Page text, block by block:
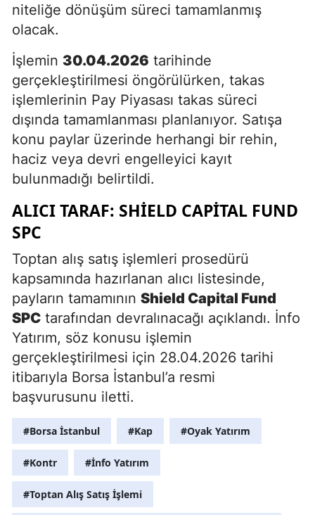
niteliğe dönüşüm süreci tamamlanmış
olacak.
İşlemin 30.04.2026 tarihinde
gerçekleştirilmesi öngörülürken, takas
işlemlerinin Pay Piyasası takas süreci
dışında tamamlanması planlanıyor. Satışa
konu paylar üzerinde herhangi bir rehin,
haciz veya devri engelleyici kayıt
bulunmadığı belirtildi.
ALICI TARAF: SHIELD CAPITAL FUND
SPC
Toptan alış satış işlemleri prosedürü
kapsamında hazırlanan alıcı listesinde,
payların tamamının Shield Capital Fund
SPC tarafından devralınacağı açıklandı. İnfo
Yatırım, söz konusu işlemin
gerçekleştirilmesi için 28.04.2026 tarihi
itibarıyla Borsa İstanbul’a resmi
başvurusunu iletti.
#Borsa İstanbul #Kap #Oyak Yatırım
#Kontr #İnfo Yatırım
#Toptan Alış Satış İşlemi